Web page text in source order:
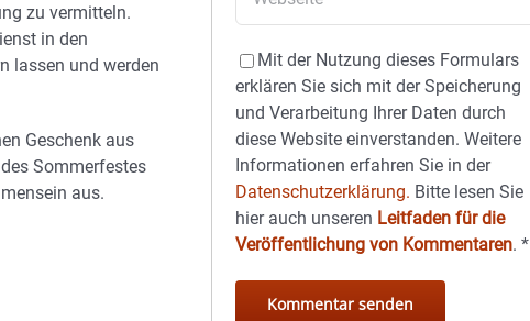
zu vermitteln.
in den
lassen und werden
Geschenk aus
Sommerfestes
aus.
Mit der Nutzung dieses Formulars
erklären Sie sich mit der Speicherung
und Verarbeitung Ihrer Daten durch
diese Website einverstanden. Weitere
Informationen erfahren Sie in der
Datenschutzerklärung. Bitte lesen Sie
hier auch unseren Leitfaden für die
Veröffentlichung von Kommentaren.*